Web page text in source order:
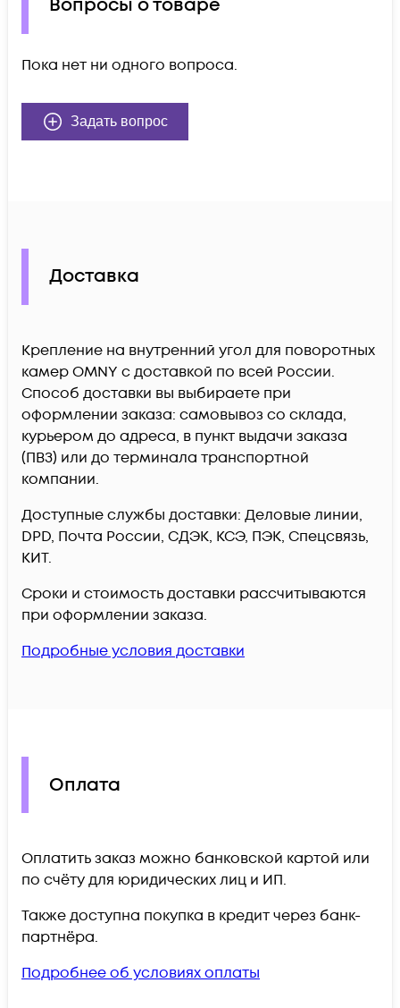
Вопросы о товаре
Пока нет ни одного вопроса.
Задать вопрос
Доставка
Крепление на внутренний угол для поворотных
камер OMNY c доставкой по всей России.
Способ доставки вы выбираете при
оформлении заказа: самовывоз со склада,
курьером до адреса, в пункт выдачи заказа
(ПВЗ) или до терминала транспортной
компании.
Доступные службы доставки: Деловые линии,
DPD, Почта России, СДЭК, КСЭ, ПЭК, Спецсвязь,
КИТ.
Сроки и стоимость доставки рассчитываются
при оформлении заказа.
Подробные условия доставки
Оплата
Оплатить заказ можно банковской картой или
по счёту для юридических лиц и ИП.
Также доступна покупка в кредит через банк-
партнёра.
Подробнее об условиях оплаты